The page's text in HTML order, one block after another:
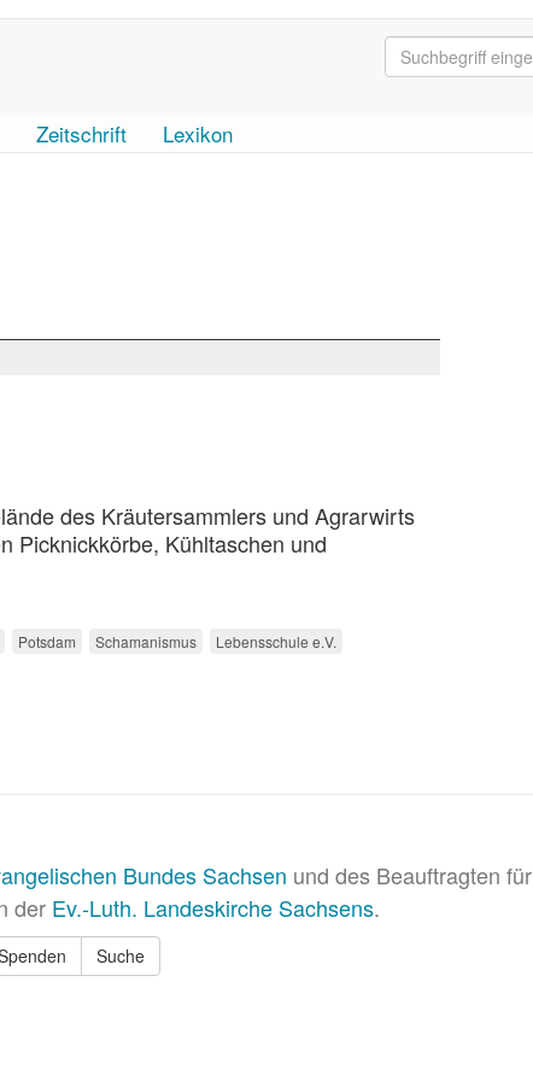
Zeitschrift Lexikon
des Kräutersammlers und Agrarwirts
Picknickkörbe, Kühltaschen und
Potsdam Schamanismus
Lebensschule e.V.
Bundes Sachsen und des Beauftragten für
der Ev.-Luth. Landeskirche Sachsens.
Suche